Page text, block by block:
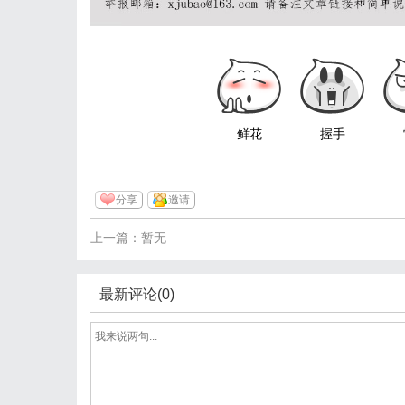
鲜花 握手
分享 邀请
上一篇：暂无
最新评论(0)